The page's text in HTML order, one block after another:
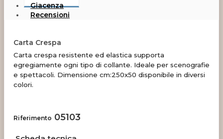
Giacenza
Recensioni
Carta Crespa
Carta crespa resistente ed elastica supporta
egregiamente ogni tipo di collante. Ideale per scenografie
e spettacoli. Dimensione cm:250x50 disponibile in diversi
colori.
Riferimento 05103